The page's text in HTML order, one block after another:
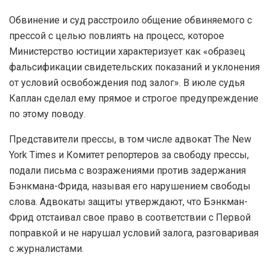
Обвинение и суд расстроило общение обвиняемого с
прессой с целью повлиять на процесс, которое
Министерство юстиции характеризует как «образец
фальсификации свидетельских показаний и уклонения
от условий освобождения под залог». В июле судья
Каплан сделал ему прямое и строгое предупреждение
по этому поводу.
Представители прессы, в том числе адвокат The New
York Times и Комитет репортеров за свободу прессы,
подали письма с возражениями против задержания
Бэнкмана-Фрида, называя его нарушением свободы
слова. Адвокаты защиты утверждают, что Бэнкман-
Фрид отстаивал свое право в соответствии с Первой
поправкой и не нарушал условий залога, разговаривая
с журналистами.